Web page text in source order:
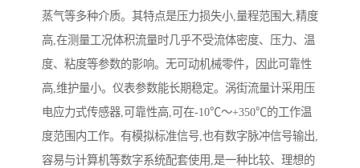
蒸气等多种介质。其特点是压力损失小,量程范围大,精度
高,在测量工况体积流量时几乎不受流体密度、压力、温
度、粘度等参数的影响。无可动机械零件，因此可靠性
高,维护量小。仪表参数能长期稳定。涡街流量计采用压
电应力式传感器,可靠性高,可在-10℃～+350℃的工作温
度范围内工作。有模拟标准信号,也有数字脉冲信号输出,
容易与计算机等数字系统配套使用,是一种比较、理想的